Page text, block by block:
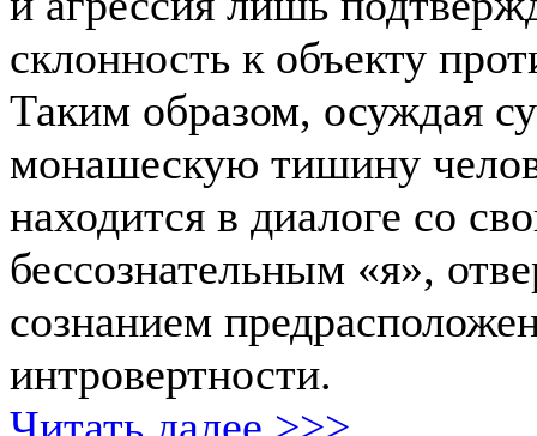
склонность к объекту
Таким образом, осуждая
монашескую тишину
находится в диалоге со
бессознательным «я»,
сознанием
интровертности.